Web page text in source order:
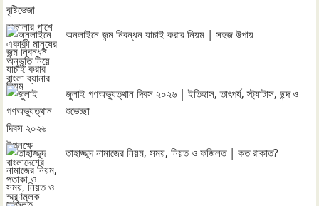
অনলাইনে জন্ম নিবন্ধন যাচাই করার নিয়ম | সহজ উপায়
জুলাই গণঅভ্যুত্থান দিবস ২০২৬ | ইতিহাস, তাৎপর্য, স্ট্যাটাস, ছন্দ ও
শুভেচ্ছা
তাহাজ্জুদ নামাজের নিয়ম, সময়, নিয়ত ও ফজিলত | কত রাকাত?